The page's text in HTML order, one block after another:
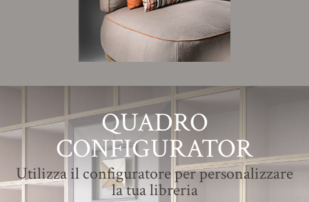
QUADRO
CONFIGURATOR
Utilizza il configuratore per personalizzare
la tua libreria